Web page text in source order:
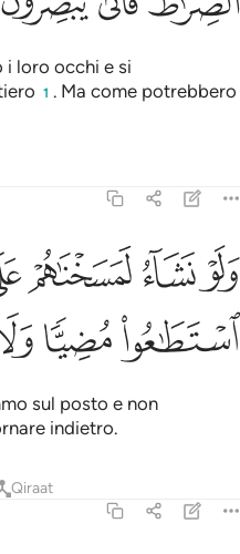
i loro occhi e si
1 . Ma come potrebbero
ولو نشاء لمسخناهم على مكانتهم
وَلَوْ نَشَآءُ لَمَسَخْنَـٰهُمْ عَلَىٰ
ﲦﲧﲨ
ﲬﲭ
sul posto e non
indietro.
Qiraat